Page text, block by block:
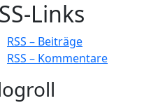
Links
RSS – Beiträge
RSS – Kommentare